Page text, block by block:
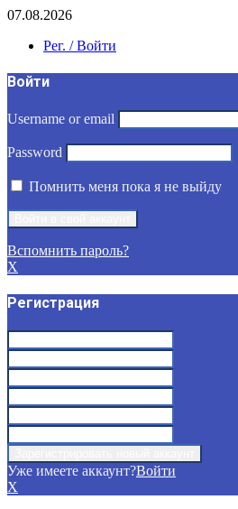
07.08.2026
Рег. / Войти
Войти
Username or email
Password
Помнить меня пока я не выйду
Вспомнить пароль?
X
Регистрация
Уже имеете аккаунт?Войти
X